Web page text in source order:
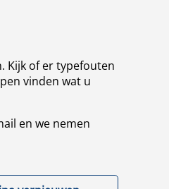
Kijk of er typefouten
vinden wat u
en we nemen